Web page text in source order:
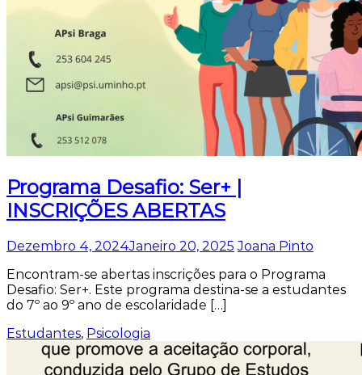
Programa Desafio: Ser+ |
INSCRIÇÕES ABERTAS
Dezembro 4, 2024Janeiro 20, 2025 Joana Pinto
Encontram-se abertas inscrições para o Programa
Desafio: Ser+. Este programa destina-se a estudantes
do 7º ao 9º ano de escolaridade […]
Estudantes, Psicologia